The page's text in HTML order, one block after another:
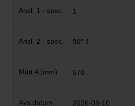
1
90° 1
570
2026-08-10